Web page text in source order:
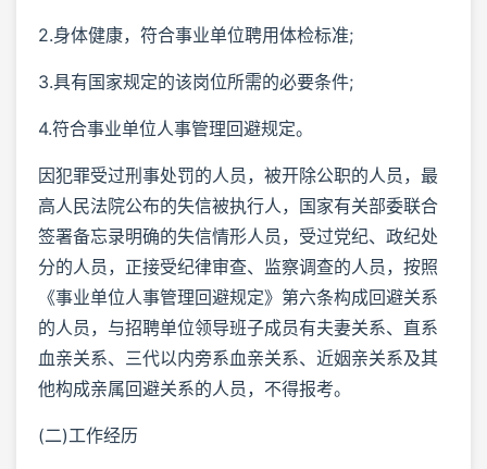
2.身体健康，符合事业单位聘用体检标准;
3.具有国家规定的该岗位所需的必要条件;
4.符合事业单位人事管理回避规定。
因犯罪受过刑事处罚的人员，被开除公职的人员，最
高人民法院公布的失信被执行人，国家有关部委联合
签署备忘录明确的失信情形人员，受过党纪、政纪处
分的人员，正接受纪律审查、监察调查的人员，按照
《事业单位人事管理回避规定》第六条构成回避关系
的人员，与招聘单位领导班子成员有夫妻关系、直系
血亲关系、三代以内旁系血亲关系、近姻亲关系及其
他构成亲属回避关系的人员，不得报考。
(二)工作经历